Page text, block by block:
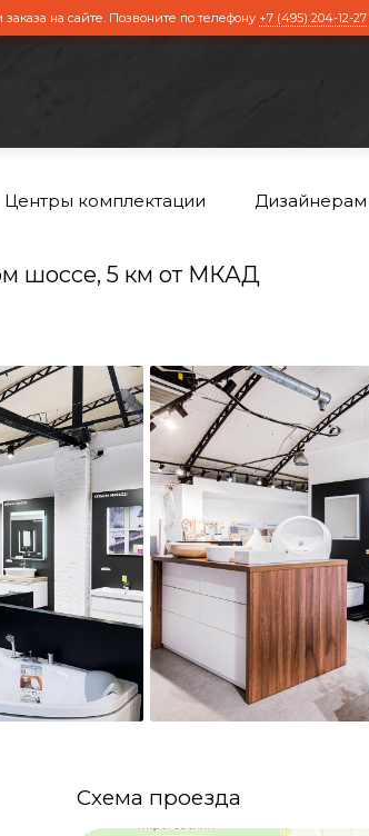
на сайте. Позвоните по телефону +7 (495) 204-12-27
Центры комплектации
шоссе, 5 км от МКАД
Схема проезда